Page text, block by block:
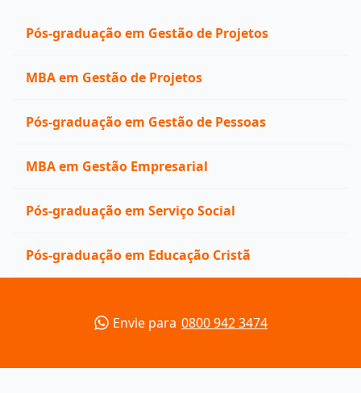
Pós-graduação em Gestão de Projetos
MBA em Gestão de Projetos
Pós-graduação em Gestão de Pessoas
MBA em Gestão Empresarial
Pós-graduação em Serviço Social
Pós-graduação em Educação Cristã
Envie para 0800 942 3474